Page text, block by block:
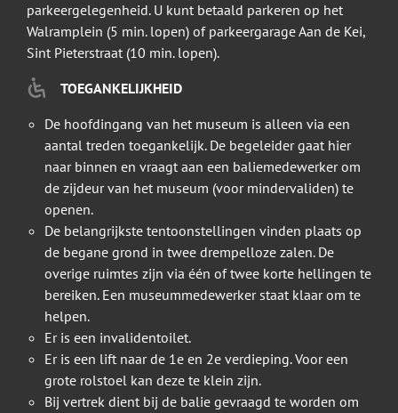
parkeergelegenheid. U kunt betaald parkeren op het
Walramplein (5 min. lopen) of parkeergarage Aan de Kei,
Sint Pieterstraat (10 min. lopen).
TOEGANKELIJKHEID
De hoofdingang van het museum is alleen via een
aantal treden toegankelijk. De begeleider gaat hier
naar binnen en vraagt aan een baliemedewerker om
de zijdeur van het museum (voor mindervaliden) te
openen.
De belangrijkste tentoonstellingen vinden plaats op
de begane grond in twee drempelloze zalen. De
overige ruimtes zijn via één of twee korte hellingen te
bereiken. Een museummedewerker staat klaar om te
helpen.
Er is een invalidentoilet.
Er is een lift naar de 1e en 2e verdieping. Voor een
grote rolstoel kan deze te klein zijn.
Bij vertrek dient bij de balie gevraagd te worden om